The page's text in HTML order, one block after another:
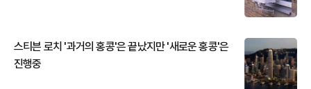
스티븐 로치 '과거의 홍콩'은 끝났지만 '새로운 홍콩'은
진행중